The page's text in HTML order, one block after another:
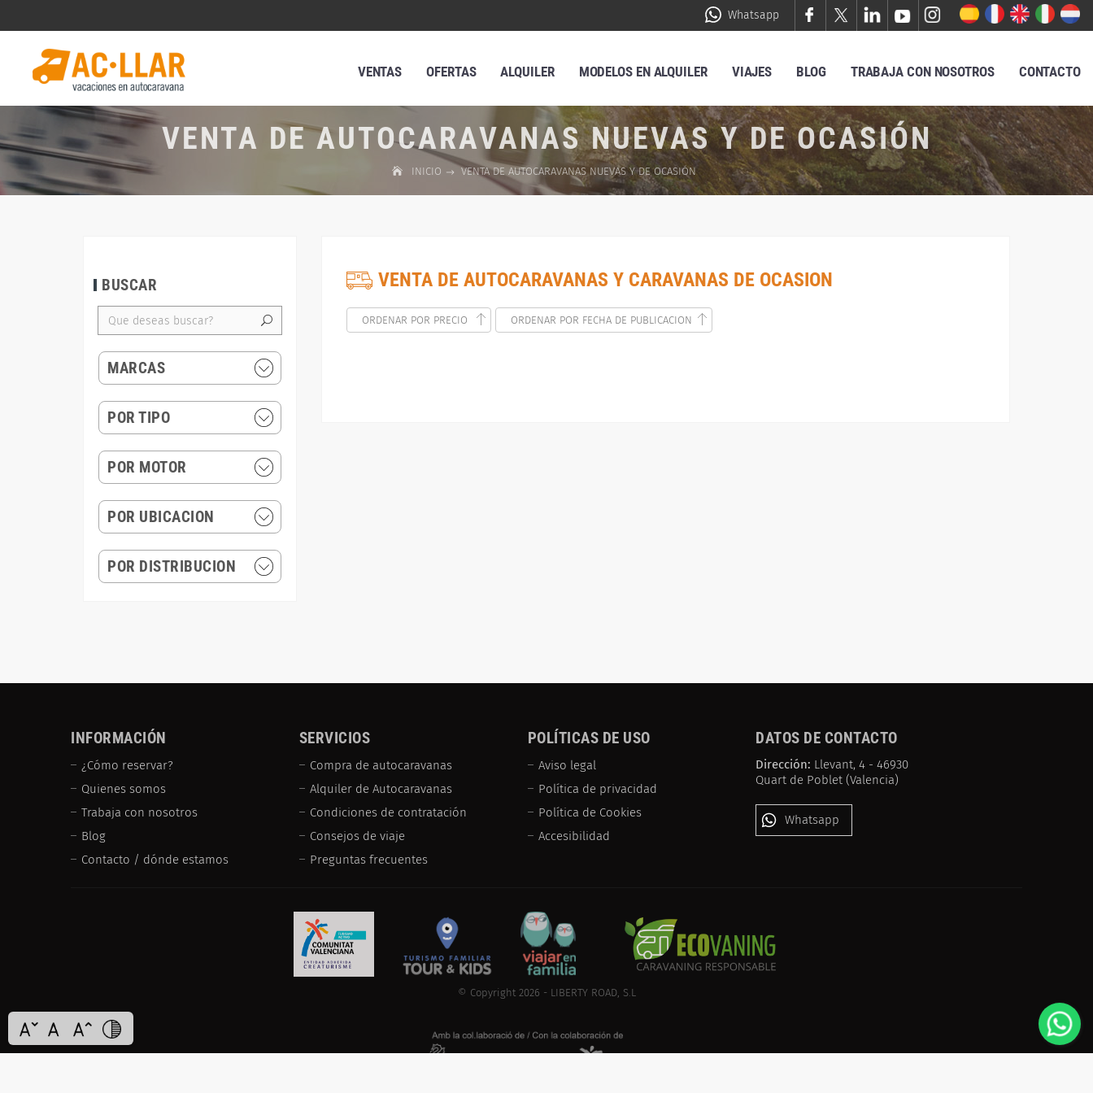
Whatsapp
VENTAS OFERTAS ALQUILER MODELOS EN ALQUILER VIAJES BLOG TRABAJA CON NOSOTROS CONTACTO
VENTA DE AUTOCARAVANAS NUEVAS Y DE OCASIÓN
INICIO VENTA DE AUTOCARAVANAS NUEVAS Y DE OCASIÓN
BUSCAR
MARCAS
POR TIPO
POR MOTOR
POR UBICACION
POR DISTRIBUCION
VENTA DE AUTOCARAVANAS Y CARAVANAS DE OCASION
ORDENAR POR PRECIO ORDENAR POR FECHA DE PUBLICACION
INFORMACIÓN
¿Cómo reservar?
Quienes somos
Trabaja con nosotros
Blog
Contacto / dónde estamos
SERVICIOS
Compra de autocaravanas
Alquiler de Autocaravanas
Condiciones de contratación
Consejos de viaje
Preguntas frecuentes
POLÍTICAS DE USO
Aviso legal
Política de privacidad
Política de Cookies
Accesibilidad
DATOS DE CONTACTO
Dirección: Llevant, 4 - 46930
Quart de Poblet (Valencia)
Whatsapp
© Copyright 2026 - LIBERTY ROAD, S.L